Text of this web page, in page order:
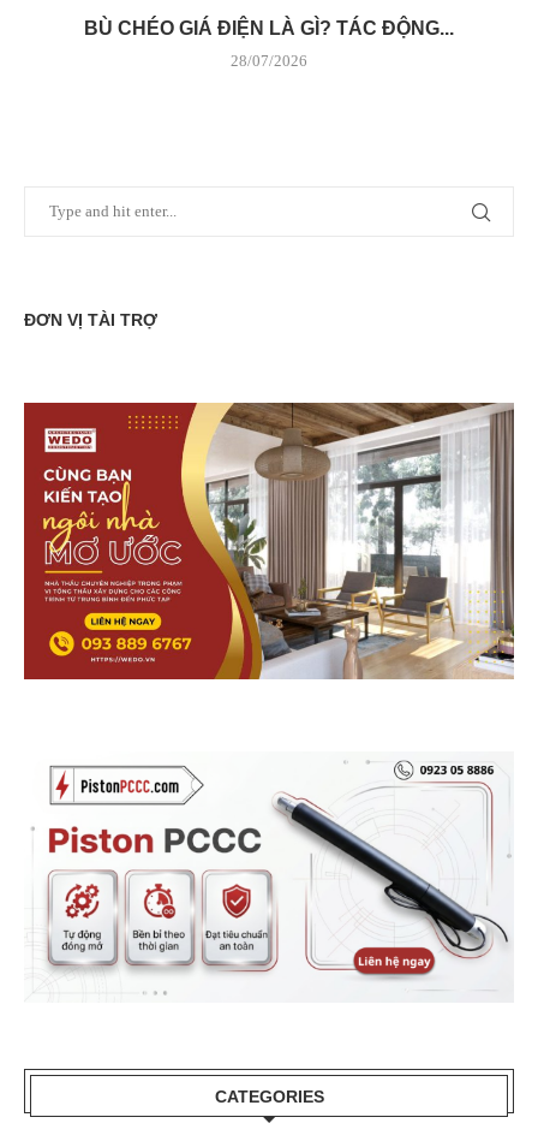
BÙ CHÉO GIÁ ĐIỆN LÀ GÌ? TÁC ĐỘNG...
28/07/2026
ĐƠN VỊ TÀI TRỢ
CATEGORIES